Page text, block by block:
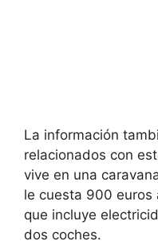
La información
relacionados con
vive en una
le cuesta 900 euros
que incluye
dos coches.